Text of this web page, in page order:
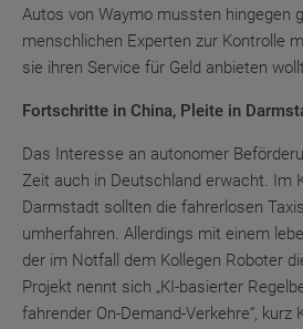
Autos von Waymo mussten hingegen
menschlichen Experten zur Kontrolle
sie ihren Service für Geld anbieten
Fortschritte in China, Pleite in
Das Interesse an autonomer
Zeit auch in Deutschland erwacht. Im
Darmstadt sollten die fahrerlosen
umherfahren. Allerdings mit einem
der im Notfall dem Kollegen Roboter
Projekt nennt sich „KI-basierter
fahrender On-Demand-Verkehre“, kurz